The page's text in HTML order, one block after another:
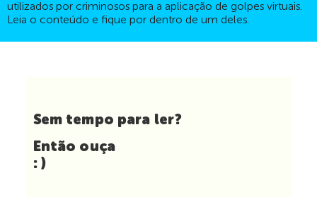
utilizados por criminosos para a aplicação de golpes virtuais.
Leia o conteúdo e fique por dentro de um deles.
Sem tempo para ler?
Então ouça
: )